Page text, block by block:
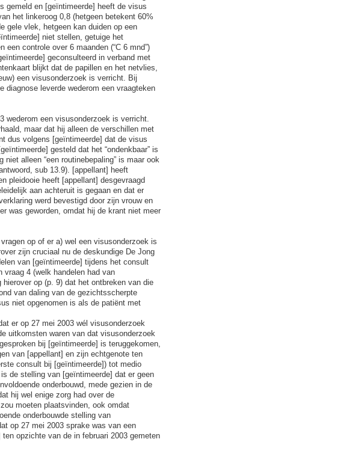
gemeld en [geïntimeerde] heeft de visus
het linkeroog 0,8 (hetgeen betekent 60%
gele vlek, hetgeen kan duiden op een
niet stellen, getuige het
een controle over 6 maanden (“C 6 mnd”)
geconsulteerd in verband met
blijkt dat de papillen en het netvlies,
een visusonderzoek is verricht. Bij
diagnose leverde wederom een vraagteken
een visusonderzoek is verricht.
maar dat hij alleen de verschillen met
dus volgens [geïntimeerde] dat de visus
gesteld dat het “ondenkbaar” is
alleen “een routinebepaling” is maar ook
sub 13.9). [appellant] heeft
pleidooie heeft [appellant] desgevraagd
aan achteruit is gegaan en dat er
werd bevestigd door zijn vrouw en
was geworden, omdat hij de krant niet meer
op of er a) wel een visusonderzoek is
zijn cruciaal nu de deskundige De Jong
van [geïntimeerde] tijdens het consult
vraag 4 (welk handelen had van
op (p. 9) dat het ontbreken van die
van daling van de gezichtsscherpte
niet opgenomen is als de patiënt met
er op 27 mei 2003 wél visusonderzoek
uitkomsten waren van dat visusonderzoek
bij [geïntimeerde] is teruggekomen,
van [appellant] en zijn echtgenote ten
consult bij [geïntimeerde]) tot medio
de stelling van [geïntimeerde] dat er geen
onderbouwd, mede gezien in de
hij wel enige zorg had over de
moeten plaatsvinden, ook omdat
onderbouwde stelling van
op 27 mei 2003 sprake was van een
opzichte van de in februari 2003 gemeten